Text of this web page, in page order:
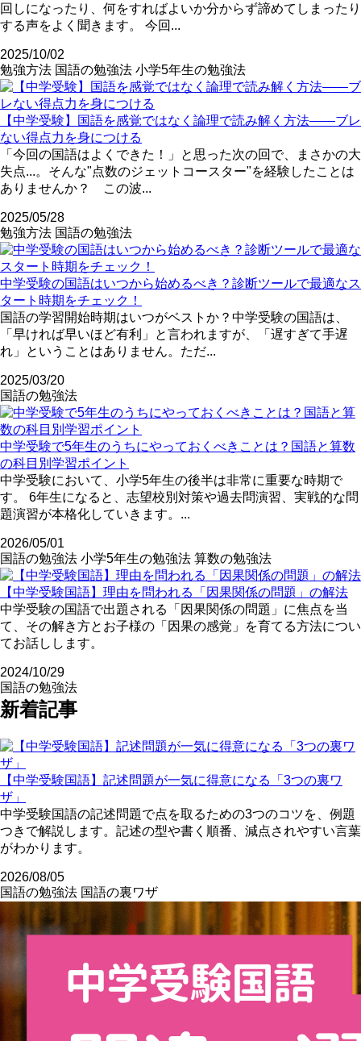
回しになったり、何をすればよいか分からず諦めてしまったり
する声をよく聞きます。 今回...
2025/10/02
勉強方法 国語の勉強法 小学5年生の勉強法
【中学受験】国語を感覚ではなく論理で読み解く方法――ブレ
ない得点力を身につける
「今回の国語はよくできた！」と思った次の回で、まさかの大
失点...。そんな"点数のジェットコースター"を経験したことは
ありませんか？ この波...
2025/05/28
勉強方法 国語の勉強法
中学受験の国語はいつから始めるべき？診断ツールで最適なス
タート時期をチェック！
国語の学習開始時期はいつがベストか？中学受験の国語は、
「早ければ早いほど有利」と言われますが、「遅すぎて手遅
れ」ということはありません。ただ...
2025/03/20
国語の勉強法
中学受験で5年生のうちにやっておくべきことは？国語と算数
の科目別学習ポイント
中学受験において、小学5年生の後半は非常に重要な時期で
す。 6年生になると、志望校別対策や過去問演習、実戦的な問
題演習が本格化していきます。...
2026/05/01
国語の勉強法 小学5年生の勉強法 算数の勉強法
【中学受験国語】理由を問われる「因果関係の問題」の解法
中学受験の国語で出題される「因果関係の問題」に焦点を当
て、その解き方とお子様の「因果の感覚」を育てる方法につい
てお話しします。
2024/10/29
国語の勉強法
新着記事
【中学受験国語】記述問題が一気に得意になる「3つの裏ワ
ザ」
中学受験国語の記述問題で点を取るための3つのコツを、例題
つきで解説します。記述の型や書く順番、減点されやすい言葉
がわかります。
2026/08/05
国語の勉強法 国語の裏ワザ